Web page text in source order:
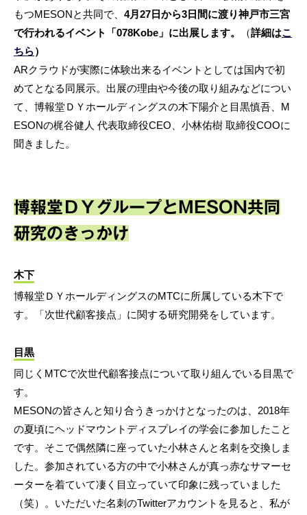
もつMESONと共同で、 4月27日から3日間に渡り神戸市三宮
で行われるイベント「078Kobe」に出展します。
（詳細はこ
ちら）
ARクラウドが実際に体験出来るイベントとしては国内で初
めてとなる同展示。出展の理由や今後の取り組みなどについ
て、博報堂ＤＹホールディングスの木下陽介と目黒慎吾、M
ESONの梶谷健人 代表取締役CEO、小林佑樹 取締役COOに
聞きました。
博報堂ＤＹグループとMESON共同
研究のきっかけ
木下
博報堂ＤＹホールディングスのMTCに所属している木下で
す。「次世代顧客接点」に関する研究開発をしています。
目黒
同じくMTCで次世代顧客接点について取り組んでいる目黒で
す。
MESONの皆さんと知り合うきっかけとなったのは、2018年
の夏頃にヘッドマウントディスプレイの学会に参加したこと
です。そこで偶然隣に座っていた小林さんと名刺を交換しま
した。参加されている方の中で小林さんが真っ赤なサマーセ
ーターを着ていて凄く目立っていて印象に残っていました
（笑）。いただいた名刺のTwitterアカウントを見ると、私が